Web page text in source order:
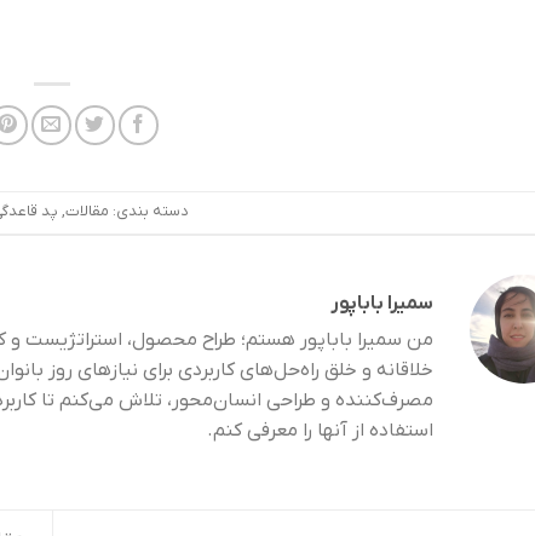
دسته بندی: مقالات, پد
سمیرا باباپور
من سمیرا باباپور هستم؛ طراح محصول، استراتژیست
خلاقانه و خلق راه‌حل‌های کاربردی برای نیازهای روز
مصرف‌کننده و طراحی انسان‌محور، تلاش می‌کنم تا
استفاده از آنها را معرفی کنم.